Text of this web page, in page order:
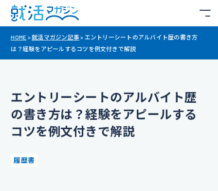
HOME >就活マガジン記事 > エントリーシートのアルバイト歴の書き方
は？経験をアピールするコツを例文付きで解説
エントリーシートのアルバイト歴
の書き方は？経験をアピールする
コツを例文付きで解説
履歴書